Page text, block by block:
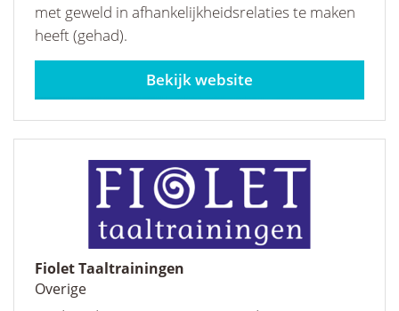
met geweld in afhankelijkheidsrelaties te maken
heeft (gehad).
Fiolet Taaltrainingen
Overige